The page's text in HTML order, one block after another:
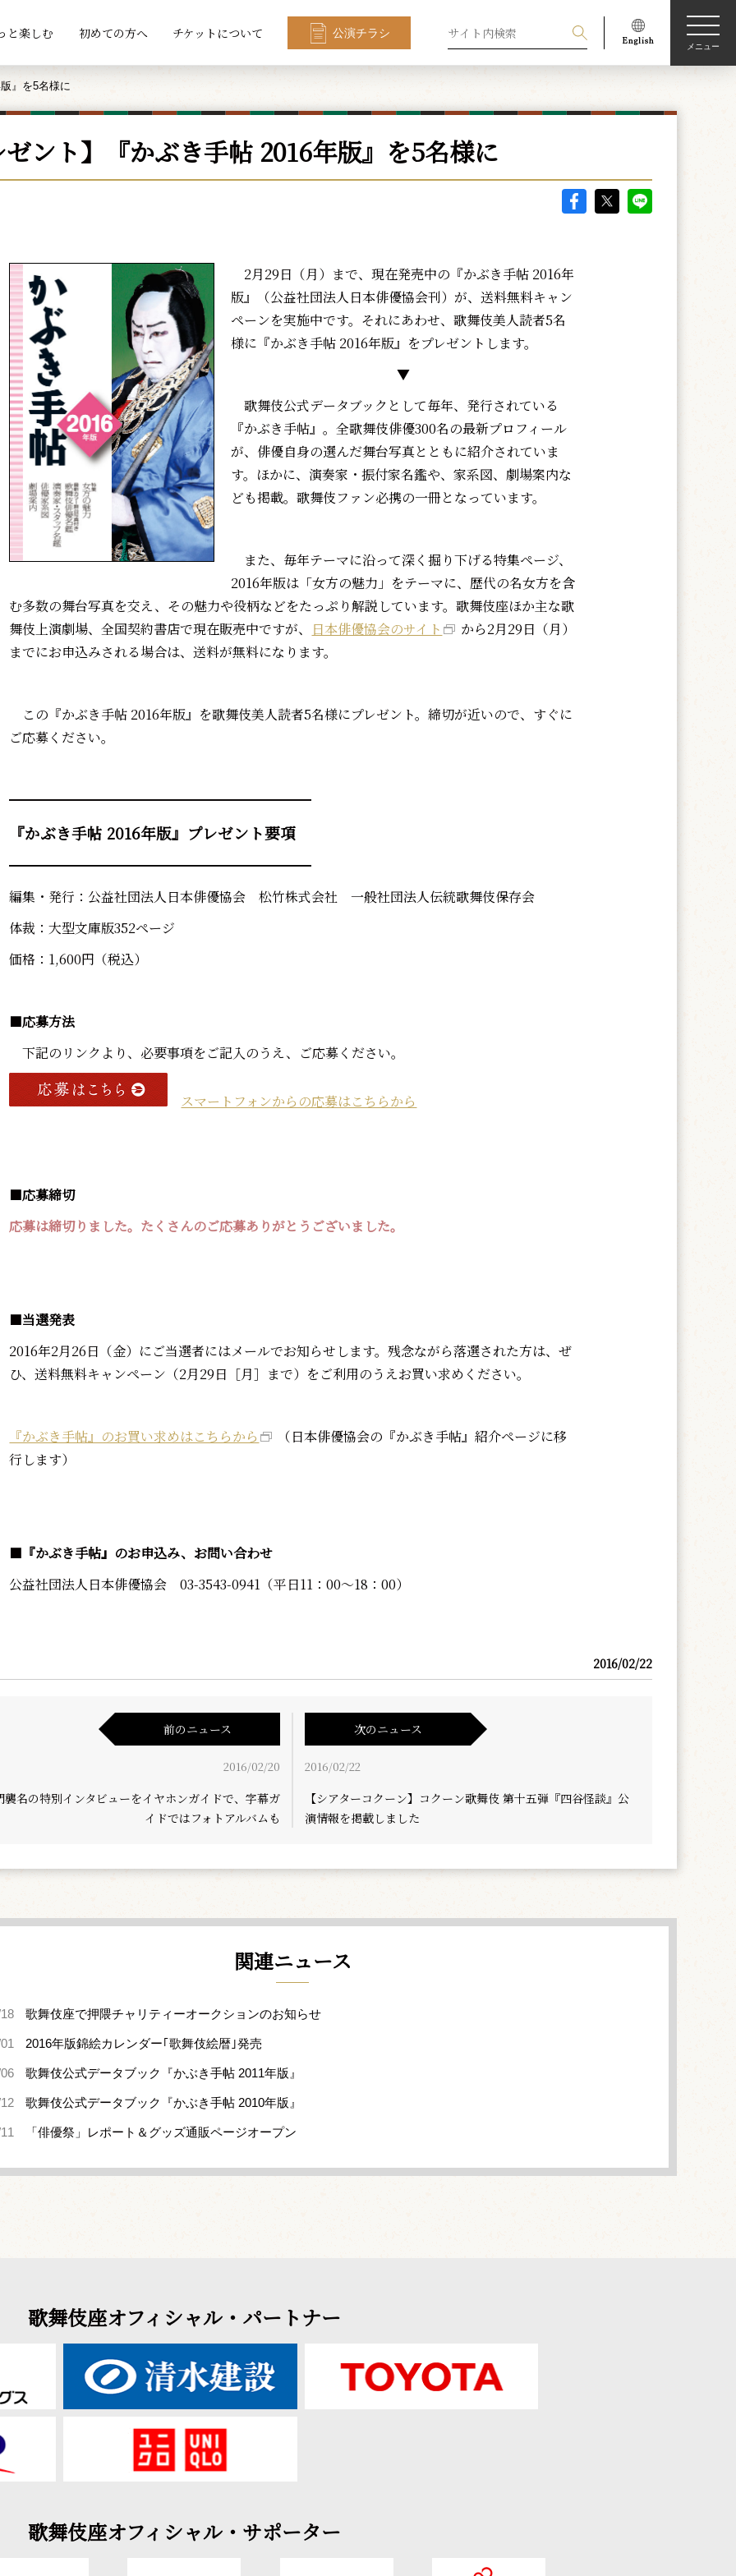
と楽しむ 初めての方へ チケットについて 公演チラシ
メニュー
』を5名様に
ント】『かぶき手帖 2016年版』を5名様に
2月29日（月）まで、現在発売中の『かぶき手帖 2016年
版』（公益社団法人日本俳優協会刊）が、送料無料キャン
ペーンを実施中です。それにあわせ、歌舞伎美人読者5名
様に『かぶき手帖 2016年版』をプレゼントします。
▼
歌舞伎公式データブックとして毎年、発行されている
『かぶき手帖』。全歌舞伎俳優300名の最新プロフィール
が、俳優自身の選んだ舞台写真とともに紹介されていま
す。ほかに、演奏家・振付家名鑑や、家系図、劇場案内な
ども掲載。歌舞伎ファン必携の一冊となっています。
また、毎年テーマに沿って深く掘り下げる特集ページ、
2016年版は「女方の魅力」をテーマに、歴代の名女方を含
む多数の舞台写真を交え、その魅力や役柄などをたっぷり解説しています。歌舞伎座ほか主な歌
舞伎上演劇場、全国契約書店で現在販売中ですが、
日本俳優協会のサイト
から2月29日（月）
までにお申込みされる場合は、送料が無料になります。
この『かぶき手帖 2016年版』を歌舞伎美人読者5名様にプレゼント。締切が近いので、すぐに
ご応募ください。
━━━━━━━━━━━━━━━━━━━━━━━
『かぶき手帖 2016年版』プレゼント要項
━━━━━━━━━━━━━━━━━━━━━━━
編集・発行：公益社団法人日本俳優協会 松竹株式会社 一般社団法人伝統歌舞伎保存会
体裁：大型文庫版352ページ
価格：1,600円（税込）
■応募方法
下記のリンクより、必要事項をご記入のうえ、ご応募ください。
スマートフォンからの応募はこちらから
■応募締切
応募は締切りました。たくさんのご応募ありがとうございました。
■当選発表
2016年2月26日（金）にご当選者にはメールでお知らせします。残念ながら落選された方は、ぜ
ひ、送料無料キャンペーン（2月29日［月］まで）をご利用のうえお買い求めください。
『かぶき手帖』のお買い求めはこちらから
（日本俳優協会の『かぶき手帖』紹介ページに移
行します）
■ 『かぶき手帖』のお申込み、お問い合わせ
公益社団法人日本俳優協会 03-3543-0941（平日11：00～18：00）
2016/02/22
前のニュース
2016/02/20
襲名の特別インタビューをイヤホンガイドで、字幕ガ
イドではフォトアルバムも
次のニュース
2016/02/22
【シアターコクーン】コクーン歌舞伎 第十五弾『四谷怪談』公
演情報を掲載しました
関連ニュース
歌舞伎座で押隈チャリティーオークションのお知らせ
2016年版錦絵カレンダー｢歌舞伎絵暦｣発売
歌舞伎公式データブック『かぶき手帖 2011年版』
歌舞伎公式データブック『かぶき手帖 2010年版』
「俳優祭」レポート＆グッズ通販ページオープン
歌舞伎座オフィシャル・パートナー
歌舞伎座オフィシャル・サポーター